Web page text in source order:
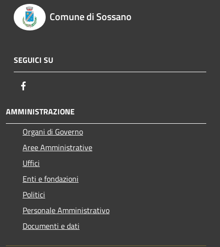
Comune di Sossano
SEGUICI SU
AMMINISTRAZIONE
Organi di Governo
Aree Amministrative
Uffici
Enti e fondazioni
Politici
Personale Amministrativo
Documenti e dati